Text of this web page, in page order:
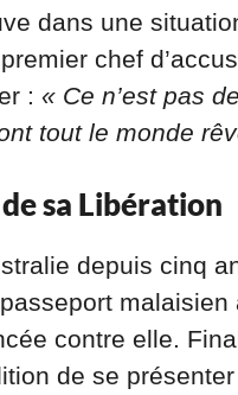
dans une
chef
: « Ce n’est pas
tout le monde
sa Libération
depuis cinq
contre elle.
de se